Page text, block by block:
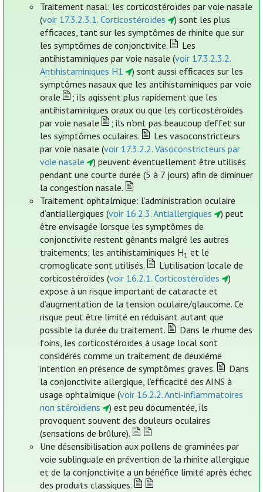
Traitement nasal: les corticostéroïdes par voie nasale
(voir 17.3.2.3.1. Corticostéroïdes
) sont les plus
efficaces, tant sur les symptômes de rhinite que sur
les symptômes de conjonctivite.
Les
antihistaminiques par voie nasale (voir 17.3.2.3.2.
Antihistaminiques H1
) sont aussi efficaces sur les
symptômes nasaux que les antihistaminiques par voie
orale
; ils agissent plus rapidement que les
antihistaminiques oraux ou que les corticostéroïdes
par voie nasale
; ils n’ont pas beaucoup d’effet sur
les symptômes oculaires.
Les vasoconstricteurs
par voie nasale (voir 17.3.2.2. Vasoconstricteurs par
voie nasale
) peuvent éventuellement être utilisés
pendant une courte durée (5 à 7 jours) afin de diminuer
la congestion nasale.
Traitement ophtalmique: l’administration oculaire
d’antiallergiques (voir 16.2.3. Antiallergiques
) peut
être envisagée lorsque les symptômes de
conjonctivite restent gênants malgré les autres
traitements; les antihistaminiques H1 et le
cromoglicate sont utilisés.
L'utilisation locale de
corticostéroïdes (voir 16.2.1. Corticostéroïdes
)
expose à un risque important de cataracte et
d’augmentation de la tension oculaire/glaucome. Ce
risque peut être limité en réduisant autant que
possible la durée du traitement.
Dans le rhume des
foins, les corticostéroïdes à usage local sont
considérés comme un traitement de deuxième
intention en présence de symptômes graves.
Dans
la conjonctivite allergique, l’efficacité des AINS à
usage ophtalmique (voir 16.2.2. Anti-inflammatoires
non stéroïdiens
) est peu documentée, ils
provoquent souvent des douleurs oculaires
(sensations de brûlure).
Une désensibilisation aux pollens de graminées par
voie sublinguale en prévention de la rhinite allergique
et de la conjonctivite a un bénéfice limité après échec
des produits classiques.